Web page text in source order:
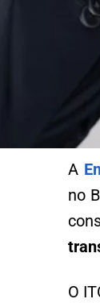
A
no
O